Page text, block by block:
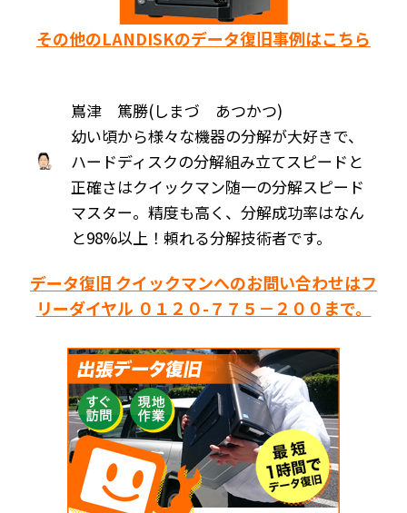
その他のLANDISKのデータ復旧事例はこちら
嶌津 篤勝(しまづ あつかつ)
幼い頃から様々な機器の分解が大好きで、
ハードディスクの分解組み立てスピードと
正確さはクイックマン随一の分解スピード
マスター。精度も高く、分解成功率はなん
と98%以上！頼れる分解技術者です。
データ復旧 クイックマンへのお問い合わせはフ
リーダイヤル ０１２０-７７５－２００まで。